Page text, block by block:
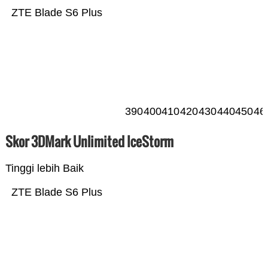
ZTE Blade S6 Plus
390400410420430440450
Skor 3DMark Unlimited IceStorm
Tinggi lebih Baik
ZTE Blade S6 Plus